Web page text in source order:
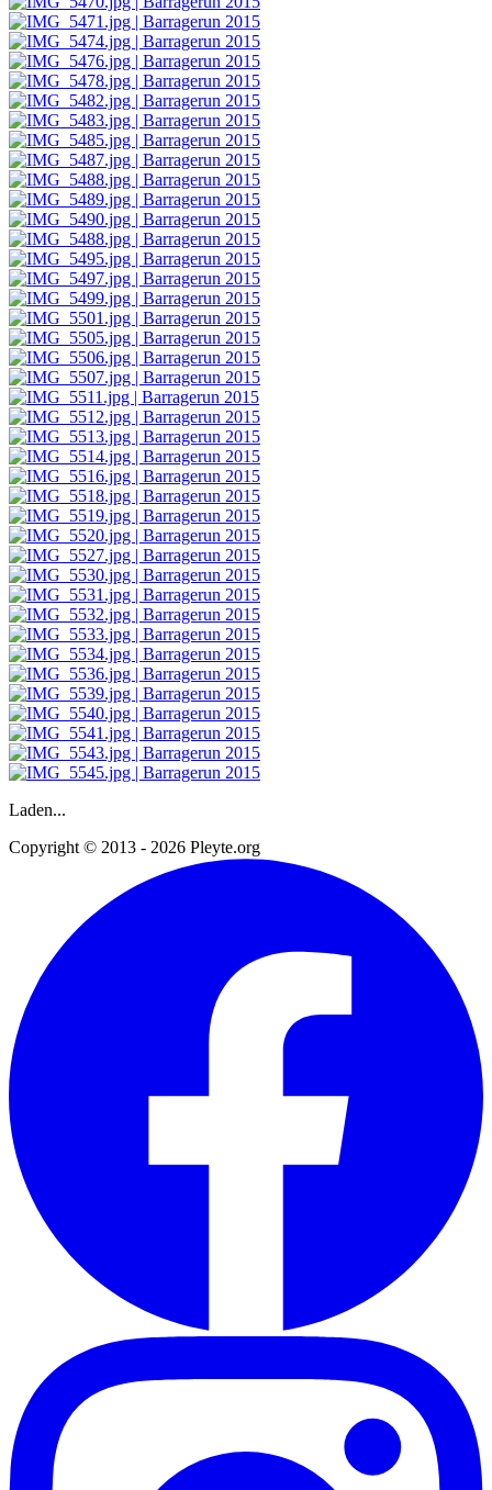
Laden...
Copyright © 2013 - 2026 Pleyte.org